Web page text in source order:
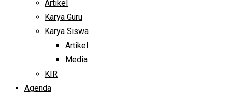
Artikel
Karya Guru
Karya Siswa
Artikel
Media
KIR
Agenda